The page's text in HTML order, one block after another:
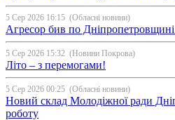
5 Сер 2026 16:15 (Обласні новини)
Агресор бив по Дніпропетровщині
5 Сер 2026 15:32 (Новини Покрова)
Літо – з перемогами!
5 Сер 2026 00:25 (Обласні новини)
Новий склад Молодіжної ради
роботу